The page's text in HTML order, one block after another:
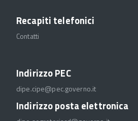
Recapiti telefonici
Contatti
Indirizzo PEC
dipe.cipe@pec.governo.it
Indirizzo posta elettronica